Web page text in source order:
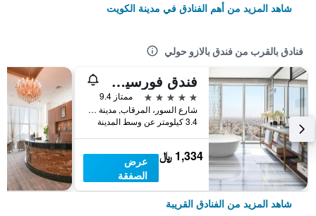
شاهد المزيد من أهم الفنادق في مدينة الكويت
فنادق بالقرب من فندق بالازو حولي
فندق فورسيزونز الكويت في برج الشايع
5 نجوم
ممتاز 9.4
شارع السور، المرقاب, مدينة الكويت, الكويت
3.4 كيلومتر عن وسط المدينة
1,334 ﷼
عرض
الصفقة
شاهد المزيد من الفنادق القريبة